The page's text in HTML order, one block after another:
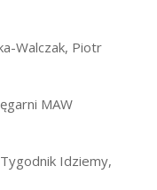
Walczak, Piotr
MAW
Idziemy,